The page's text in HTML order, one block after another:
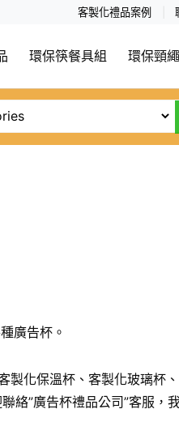
客製化禮品案例
環保筷餐具組 環保頸
廣告杯。
化保溫杯、客製化玻璃杯
絡”廣告杯禮品公司”客服，